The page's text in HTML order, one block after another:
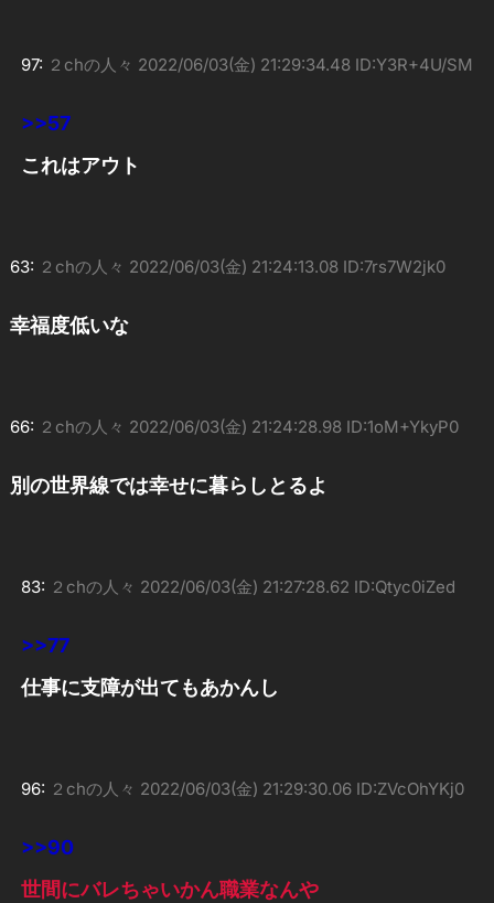
97: ２chの人々 2022/06/03(金) 21:29:34.48 ID:Y3R+4U/SM
>>57
これはアウト
63: ２chの人々 2022/06/03(金) 21:24:13.08 ID:7rs7W2jk0
幸福度低いな
66: ２chの人々 2022/06/03(金) 21:24:28.98 ID:1oM+YkyP0
別の世界線では幸せに暮らしとるよ
83: ２chの人々 2022/06/03(金) 21:27:28.62 ID:Qtyc0iZed
>>77
仕事に支障が出てもあかんし
96: ２chの人々 2022/06/03(金) 21:29:30.06 ID:ZVcOhYKj0
>>90
世間にバレちゃいかん職業なんや